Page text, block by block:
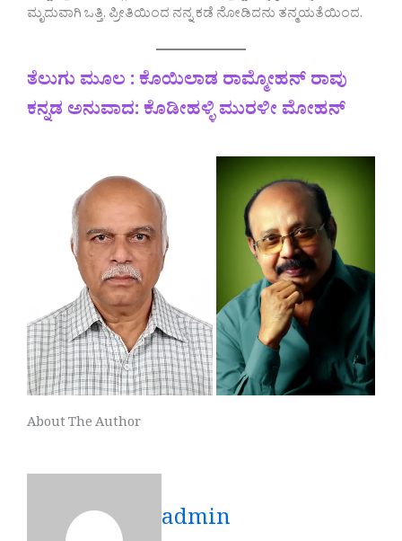
ಮೃದುವಾಗಿ ಒತ್ತಿ, ಪ್ರೀತಿಯಿಂದ ನನ್ನ ಕಡೆ ನೋಡಿದನು ತನ್ಮಯತೆಯಿಂದ.
ತೆಲುಗು ಮೂಲ : ಕೊಯಿಲಾಡ ರಾಮ್ಮೋಹನ್ ರಾವು
ಕನ್ನಡ ಅನುವಾದ: ಕೊಡೀಹಳ್ಳಿ ಮುರಳೀ ಮೋಹನ್
About The Author
admin